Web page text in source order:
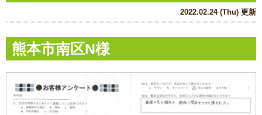
2022.02.24 (Thu) 更新
熊本市南区N様